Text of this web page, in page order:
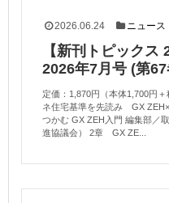
2026.06.24 ニュース
【新刊トピック
2026年7月号 (第
定価：1,870円（本体1,700円
ネ住宅基準を先読み GX
つかむ GX ZEH入門 編集部／
進協議会） 2章 GX ZE...